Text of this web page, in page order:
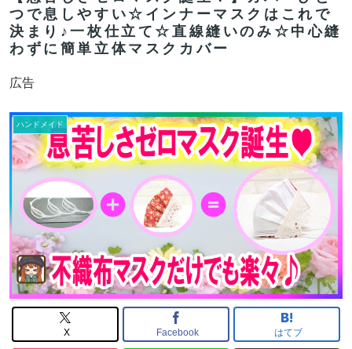
つで息しやすい☆インナーマスクはこれで
決まり♪一枚仕立て☆直線縫いのみ☆中心縫
わずに簡単立体マスクカバー
広告
ハンドメイド
X Facebook はてブ